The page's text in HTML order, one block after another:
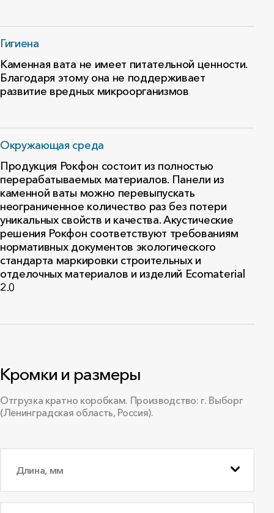
Гигиена
Каменная вата не имеет питательной ценности.
Благодаря этому она не поддерживает
развитие вредных микроорганизмов
Окружающая среда
Продукция Рокфон состоит из полностью
перерабатываемых материалов. Панели из
каменной ваты можно перевыпускать
неограниченное количество раз без потери
уникальных свойств и качества. Акустические
решения Рокфон соответствуют требованиям
нормативных документов экологического
стандарта маркировки строительных и
отделочных материалов и изделий Ecomaterial
2.0
Кромки и размеры
Отгрузка кратно коробкам. Производство: г. Выборг
(Ленинградская область, Россия).
Длина, мм